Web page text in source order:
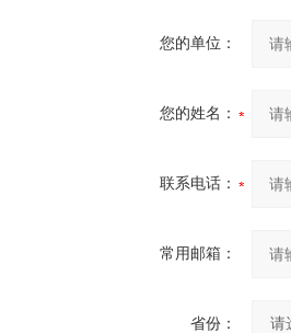
您的单位：
您的姓名：
联系电话：
常用邮箱：
省份：